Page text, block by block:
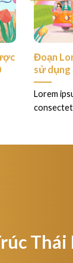
Đoạn
sử
Lorem
Thái